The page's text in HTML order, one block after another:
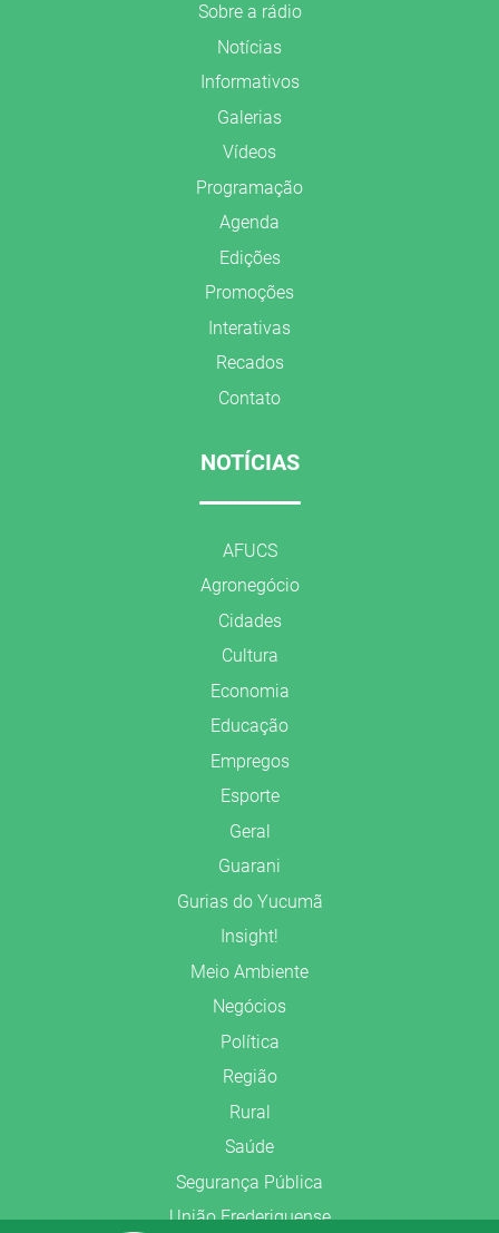
Sobre a rádio
Notícias
Informativos
Galerias
Vídeos
Programação
Agenda
Edições
Promoções
Interativas
Recados
Contato
NOTÍCIAS
AFUCS
Agronegócio
Cidades
Cultura
Economia
Educação
Empregos
Esporte
Geral
Guarani
Gurias do Yucumã
Insight!
Meio Ambiente
Negócios
Política
Região
Rural
Saúde
Segurança Pública
União Frederiquense